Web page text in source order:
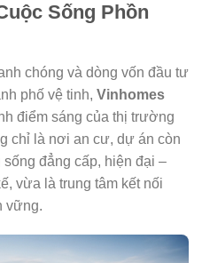
Sống Phồn
chóng và dòng vốn đầu tư
phố vệ tinh, Vinhomes
điểm sáng của thị trường
chỉ là nơi an cư, dự án còn
đẳng cấp, hiện đại –
vừa là trung tâm kết nối
vững.